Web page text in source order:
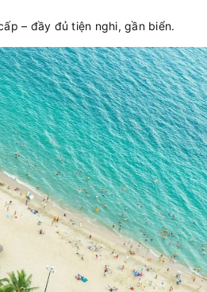
– đầy đủ tiện nghi, gần biển.